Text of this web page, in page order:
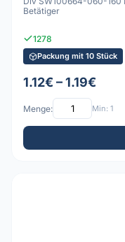
Betätiger
1278
Packung mit 10 Stück
1.12€ – 1.19€
Menge: Min: 1